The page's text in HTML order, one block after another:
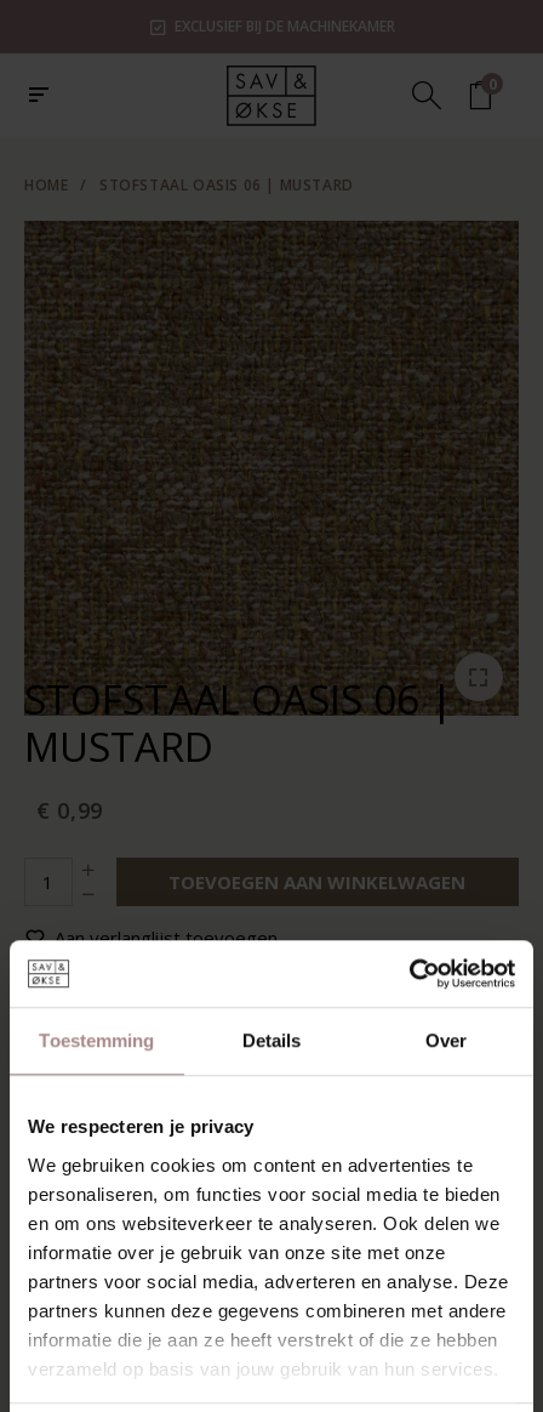
Toestemming Details Over
We respecteren je privacy
We gebruiken cookies om content en advertenties te
personaliseren, om functies voor social media te bieden
en om ons websiteverkeer te analyseren. Ook delen we
informatie over je gebruik van onze site met onze
partners voor social media, adverteren en analyse. Deze
partners kunnen deze gegevens combineren met andere
informatie die je aan ze heeft verstrekt of die ze hebben
verzameld op basis van jouw gebruik van hun services.
EXCLUSIEF BIJ DE MACHINEKAMER
0
HOME / STOFSTAAL OASIS 06 | MUSTARD
STOFSTAAL OASIS 06 |
MUSTARD
€ 0,99
TOEVOEGEN AAN WINKELWAGEN
Aan verlanglijst toevoegen
Op voorraad:
Levertijd: 2-5 werkdagen
RECENT BEKEKEN